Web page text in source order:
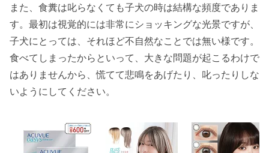
また、食糞は叱らなくても子犬の時は結構な頻度でありま
す。最初は視覚的には非常にショッキングな光景ですが、
子犬にとっては、それほど不自然なことでは無い様です。
食べてしまったからといって、大きな問題が起こるわけで
はありませんから、慌てて悲鳴をあげたり、叱ったりしな
いようにしてください。